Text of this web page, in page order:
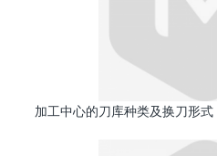
加工中心的刀库种类及换刀形式